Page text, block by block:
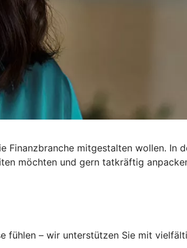
Finanzbranche mitgestalten wollen. In
möchten und gern tatkräftig
fühlen – wir unterstützen Sie mit